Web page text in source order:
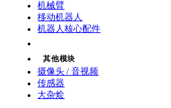
机械臂
移动机器人
机器人核心配件
其他模块
摄像头 / 音视频
传感器
大杂烩